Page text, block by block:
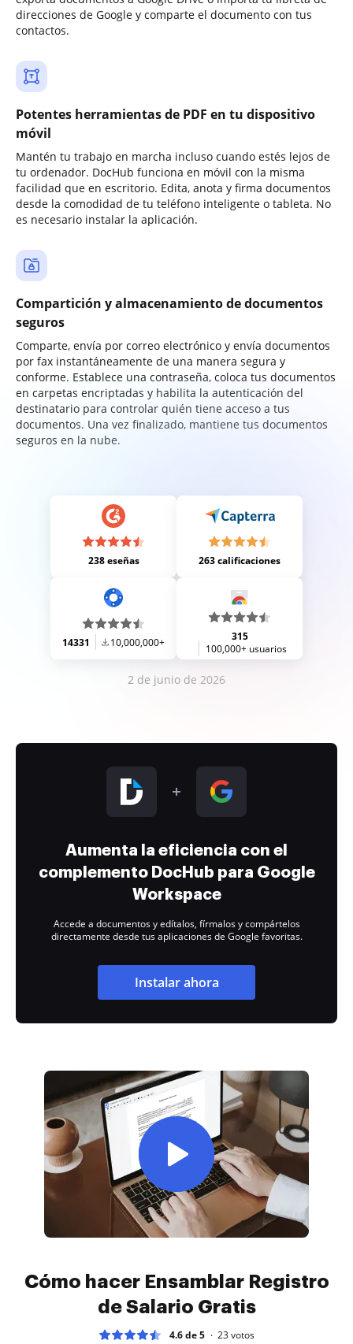
direcciones de Google y comparte el documento con tus
contactos.
Potentes herramientas de PDF en tu dispositivo
móvil
Mantén tu trabajo en marcha incluso cuando estés lejos de
tu ordenador. DocHub funciona en móvil con la misma
facilidad que en escritorio. Edita, anota y firma documentos
desde la comodidad de tu teléfono inteligente o tableta. No
es necesario instalar la aplicación.
Compartición y almacenamiento de documentos
seguros
Comparte, envía por correo electrónico y envía documentos
por fax instantáneamente de una manera segura y
conforme. Establece una contraseña, coloca tus documentos
en carpetas encriptadas y habilita la autenticación del
destinatario para controlar quién tiene acceso a tus
documentos. Una vez finalizado, mantiene tus documentos
seguros en la nube.
238 eseñas 263 calificaciones
14331 10,000,000+
315
100,000+ usuarios
2 de junio de 2026
Aumenta la eficiencia con el
complemento DocHub para Google
Workspace
Accede a documentos y edítalos, fírmalos y compártelos
directamente desde tus aplicaciones de Google favoritas.
Instalar ahora
Cómo hacer Ensamblar Registro
de Salario Gratis
4.6 de 5 23votos